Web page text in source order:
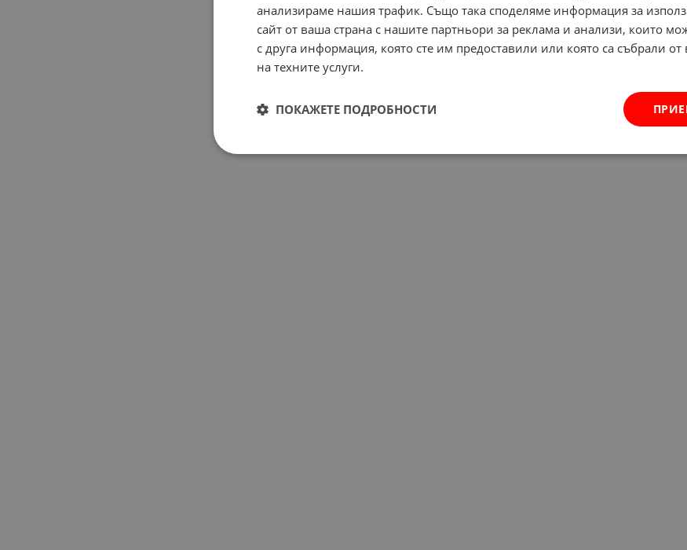
анализираме нашия трафик. Също така споделяме информация за
сайт от ваша страна с нашите партньори за реклама и анализи, които
с друга информация, която сте им предоставили или която са събрали
на техните услуги.
ПОКАЖЕТЕ ПОДРОБНОСТИ